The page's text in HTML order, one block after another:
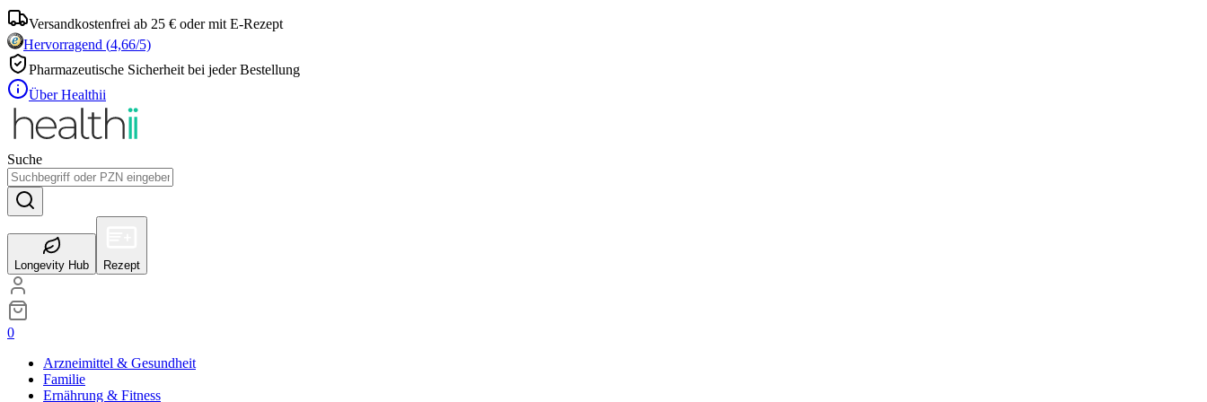
Versandkostenfrei ab 25 € oder mit E-Rezept
Hervorragend (4,66/5)
Pharmazeutische Sicherheit bei jeder Bestellung
Über Healthii
Suche
Longevity Hub Rezept
0
Arzneimittel & Gesundheit
Familie
Ernährung & Fitness